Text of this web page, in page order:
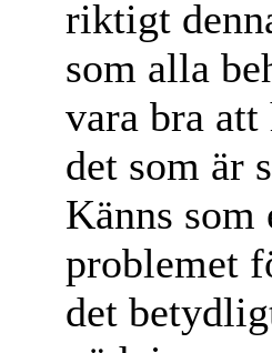
riktigt
som alla
vara bra att
det som är
Känns som
problemet
det